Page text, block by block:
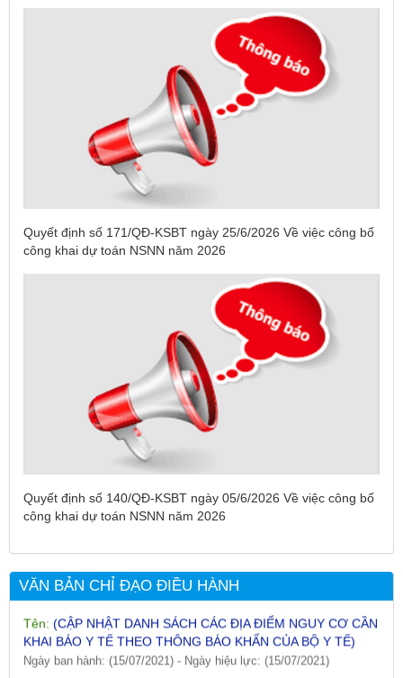
Quyết định số 171/QĐ-KSBT ngày 25/6/2026 Về việc công bố
công khai dự toán NSNN năm 2026
Quyết định số 140/QĐ-KSBT ngày 05/6/2026 Về việc công bố
công khai dự toán NSNN năm 2026
VĂN BẢN CHỈ ĐẠO ĐIỀU HÀNH
(DANH SÁCH CÁC ĐỊA PHƯƠNG ĐANG THỰC HIỆN
CÁCH LY XÃ HỘI VÀ GIÃN CÁCH XÃ HỘI TÍNH ĐẾN 17H
NGÀY 25/7/2021)
Ngày ban hành: (26/07/2021)
Tên:(CẬP NHẬT DANH SÁCH CÁC ĐỊA ĐIỂM NGUY CƠ CẦN
KHAI BÁO Y TẾ THEO THÔNG BÁO KHẨN CỦA BỘ Y TẾ)
Tên: (CẬP NHẬT DANH SÁCH CÁC ĐỊA ĐIỂM NGUY CƠ CẦN
KHAI BÁO Y TẾ THEO THÔNG BÁO KHẨN CỦA BỘ Y TẾ)
Ngày ban hành: (15/07/2021) -Ngày hiệu lực: (15/07/2021)
Tên: (CẬP NHẬT DANH SÁCH CÁC ĐỊA ĐIỂM NGUY CƠ CẦN